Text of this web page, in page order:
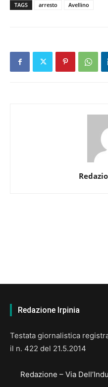
TAGS arresto Avellino
Redazione Irpinia
Testata giornalistica
il n. 422 del 21.5.2014
Redazione – Via